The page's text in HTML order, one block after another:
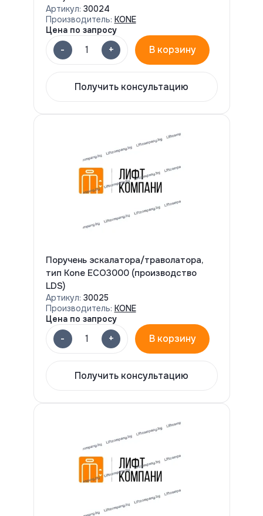
Артикул: 30024
Производитель: KONE
Цена по запросу
- 1 + В корзину
Получить консультацию
Поручень эскалатора/траволатора,
тип Kone ECO3000 (производство
LDS)
Артикул: 30025
Производитель: KONE
Цена по запросу
- 1 + В корзину
Получить консультацию